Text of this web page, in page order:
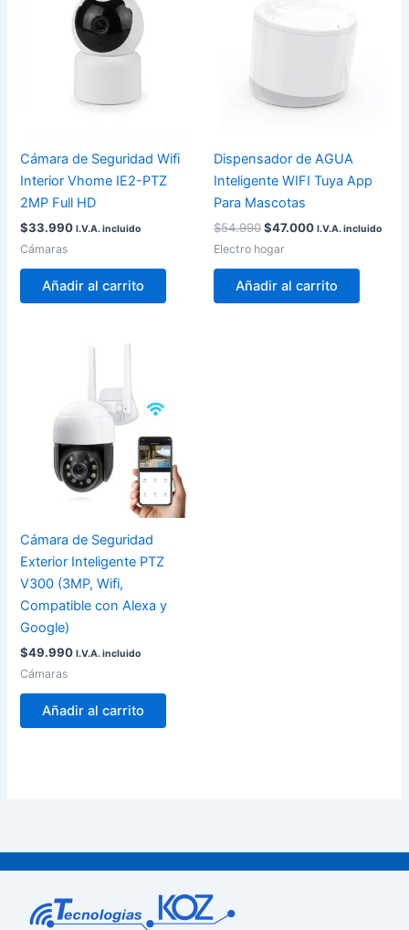
Cámara de Seguridad Wifi
Interior Vhome IE2-PTZ
2MP Full HD
$33.990 I.V.A. incluido
Cámaras
Añadir al carrito
Dispensador de AGUA
Inteligente WIFI Tuya App
Para Mascotas
$54.990
$54.990.
$47.000
$47.000.
I.V.A. incluido
Electro hogar
Añadir al carrito
Cámara de Seguridad
Exterior Inteligente PTZ
V300 (3MP, Wifi,
Compatible con Alexa y
Google)
$49.990 I.V.A. incluido
Cámaras
Añadir al carrito